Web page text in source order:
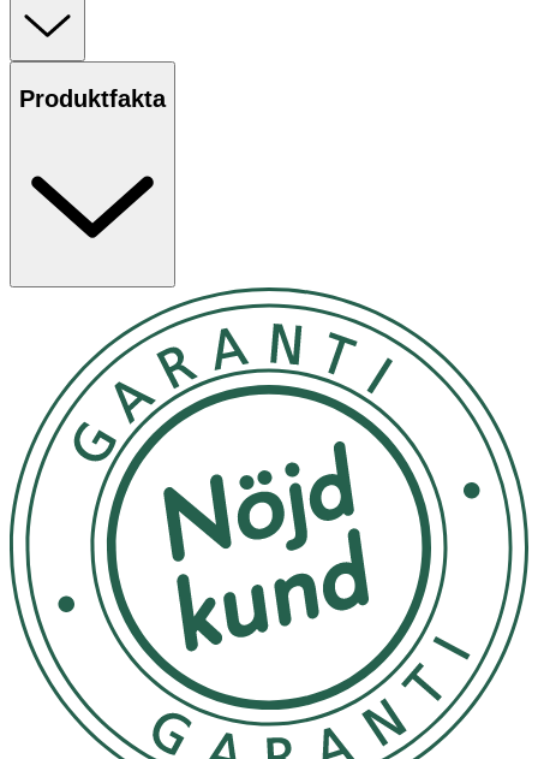
Produktfakta